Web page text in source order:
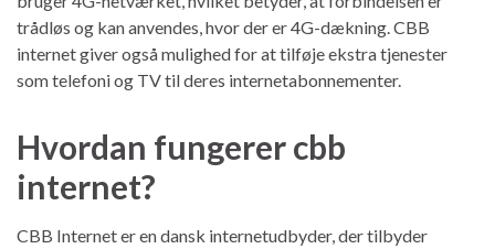
trådløs og kan anvendes, hvor der er 4G-dækning. CBB
internet giver også mulighed for at tilføje ekstra tjenester
som telefoni og TV til deres internetabonnementer.
Hvordan fungerer cbb
internet?
CBB Internet er en dansk internetudbyder, der tilbyder